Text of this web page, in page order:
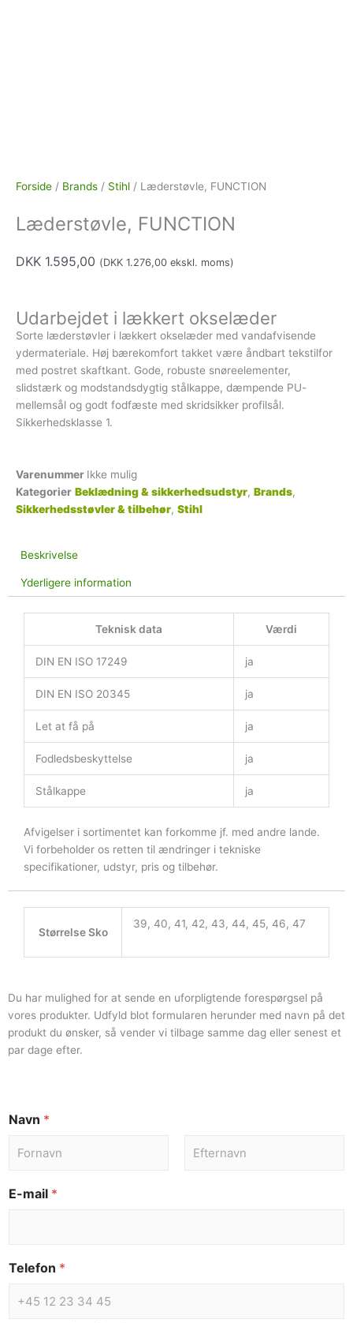
Forside / Brands / Stihl / Læderstøvle, FUNCTION
Læderstøvle, FUNCTION
DKK 1.595,00 (DKK 1.276,00 ekskl. moms)
Udarbejdet i lækkert okselæder
Sorte læderstøvler i lækkert okselæder med vandafvisende
ydermateriale. Høj bærekomfort takket være åndbart tekstilfor
med postret skaftkant. Gode, robuste snøreelementer,
slidstærk og modstandsdygtig stålkappe, dæmpende PU-
mellemsål og godt fodfæste med skridsikker profilsål.
Sikkerhedsklasse 1.
Varenummer Ikke mulig
Kategorier Beklædning & sikkerhedsudstyr, Brands,
Sikkerhedsstøvler & tilbehør, Stihl
Beskrivelse
Yderligere information
Teknisk data Værdi
DIN EN ISO 17249 ja
DIN EN ISO 20345 ja
Let at få på ja
Fodledsbeskyttelse ja
Stålkappe ja
Afvigelser i sortimentet kan forkomme jf. med andre lande.
Vi forbeholder os retten til ændringer i tekniske
specifikationer, udstyr, pris og tilbehør.
Størrelse Sko
39, 40, 41, 42, 43, 44, 45, 46, 47
Du har mulighed for at sende en uforpligtende forespørgsel på
vores produkter. Udfyld blot formularen herunder med navn på det
produkt du ønsker, så vender vi tilbage samme dag eller senest et
par dage efter.
Navn *
E-mail *
Telefon *